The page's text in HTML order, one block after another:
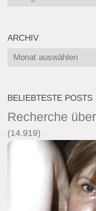
ARCHIV
Archiv
BELIEBTESTE POSTS
Recherche
(14.919)